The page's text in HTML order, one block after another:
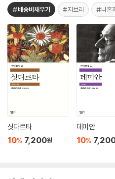
#배송비채우기 #지브리 #나혼
싯다르타
10% 7,200원
데미안
10%